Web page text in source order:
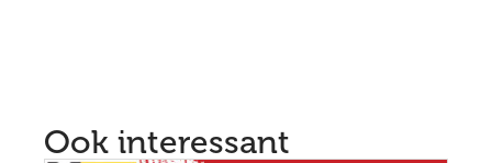
Ook interessant